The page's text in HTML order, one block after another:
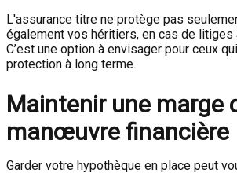
L'assurance titre ne protège pas
également vos héritiers, en cas de litiges
C’est une option à envisager pour ceux
protection à long terme.
Maintenir une marge
manœuvre financière
Garder votre hypothèque en place peut